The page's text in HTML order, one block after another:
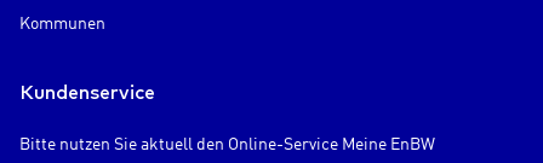
Kommunen
Kundenservice
Bitte nutzen Sie aktuell den Online-Service Meine EnBW